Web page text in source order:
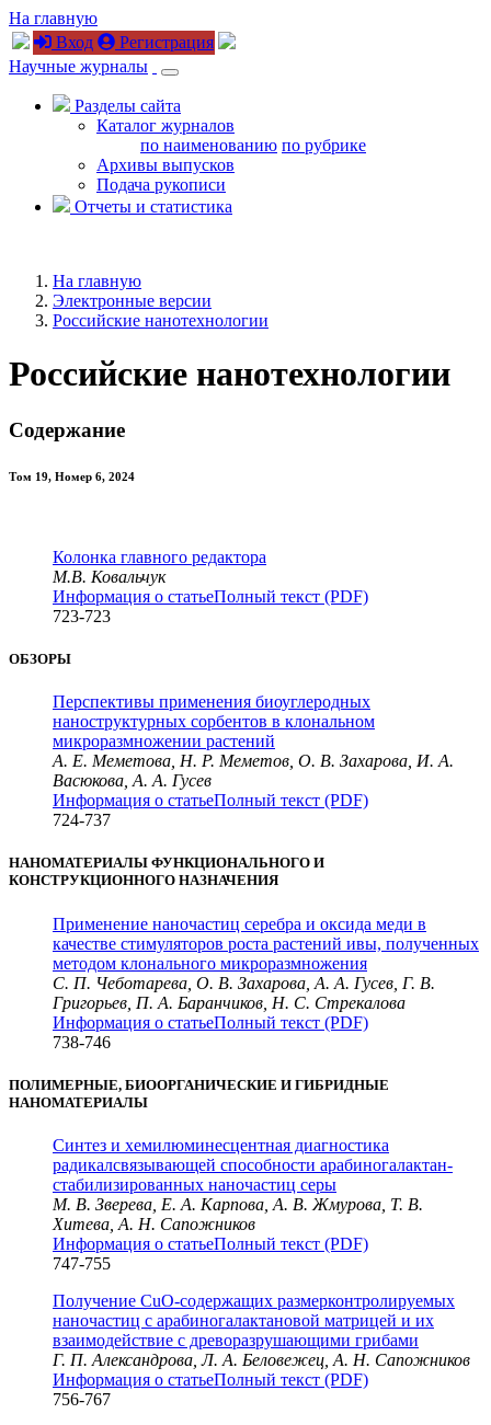
На главную
Вход
Регистрация
Научные журналы
Разделы сайта
Каталог журналов
по наименованию по рубрике
Архивы выпусков
Подача рукописи
Отчеты и статистика
На главную
Электронные версии
Российские нанотехнологии
Российские нанотехнологии
Содержание
Том 19, Номер 6, 2024
Колонка главного редактора
М.В. Ковальчук
Информация о статьеПолный текст (PDF)
723-723
ОБЗОРЫ
Перспективы применения биоуглеродных
наноструктурных сорбентов в клональном
микроразмножении растений
А. Е. Меметова, Н. Р. Меметов, О. В. Захарова, И. А.
Васюкова, А. А. Гусев
Информация о статьеПолный текст (PDF)
724-737
НАНОМАТЕРИАЛЫ ФУНКЦИОНАЛЬНОГО И
КОНСТРУКЦИОННОГО НАЗНАЧЕНИЯ
Применение наночастиц серебра и оксида меди в
качестве стимуляторов роста растений ивы, полученных
методом клонального микроразмножения
С. П. Чеботарева, О. В. Захарова, А. А. Гусев, Г. В.
Григорьев, П. А. Баранчиков, Н. С. Стрекалова
Информация о статьеПолный текст (PDF)
738-746
ПОЛИМЕРНЫЕ, БИООРГАНИЧЕСКИЕ И ГИБРИДНЫЕ
НАНОМАТЕРИАЛЫ
Синтез и хемилюминесцентная диагностика
радикалсвязывающей способности арабиногалактан-
стабилизированных наночастиц серы
М. В. Зверева, Е. А. Карпова, А. В. Жмурова, Т. В.
Хитева, А. Н. Сапожников
Информация о статьеПолный текст (PDF)
747-755
Получение CuO-содержащих размерконтролируемых
наночастиц с арабиногалактановой матрицей и их
взаимодействие с древоразрушающими грибами
Г. П. Александрова, Л. А. Беловежец, А. Н. Сапожников
Информация о статьеПолный текст (PDF)
756-767